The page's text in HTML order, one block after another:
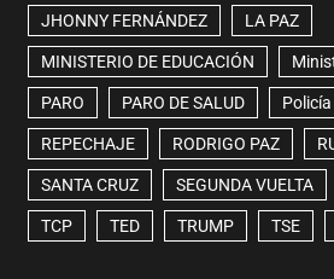
JHONNY FERNÁNDEZ LA PAZ
MINISTERIO DE EDUCACIÓN
PARO PARO DE SALUD
REPECHAJE RODRIGO PAZ
SANTA CRUZ SEGUNDA VUELTA
TCP TED TRUMP TSE